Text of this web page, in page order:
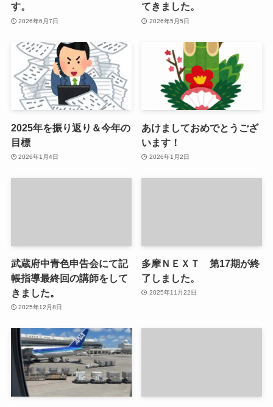
す。
2026年6月7日
てきました。
2026年5月5日
2025年を振り返り＆今年の
目標
2026年1月4日
あけましておめでとうござ
います！
2026年1月2日
武蔵府中青色申告会にて記
帳指導最終回の講師をして
きました。
2025年12月8日
多摩ＮＥＸＴ 第17期が終
了しました。
2025年11月22日